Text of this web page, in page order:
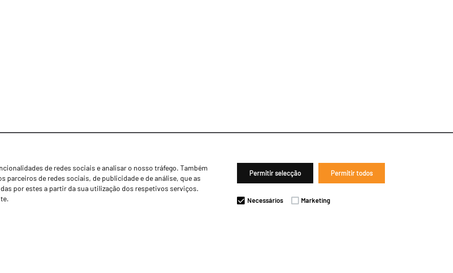
de redes sociais e analisar o nosso tráfego. Também
de redes sociais, de publicidade e de análise, que as
por estes a partir da sua utilização dos respetivos serviços.
Permitir selecção Permitir todos
Necessários Marketing
Notícias
Concessionários